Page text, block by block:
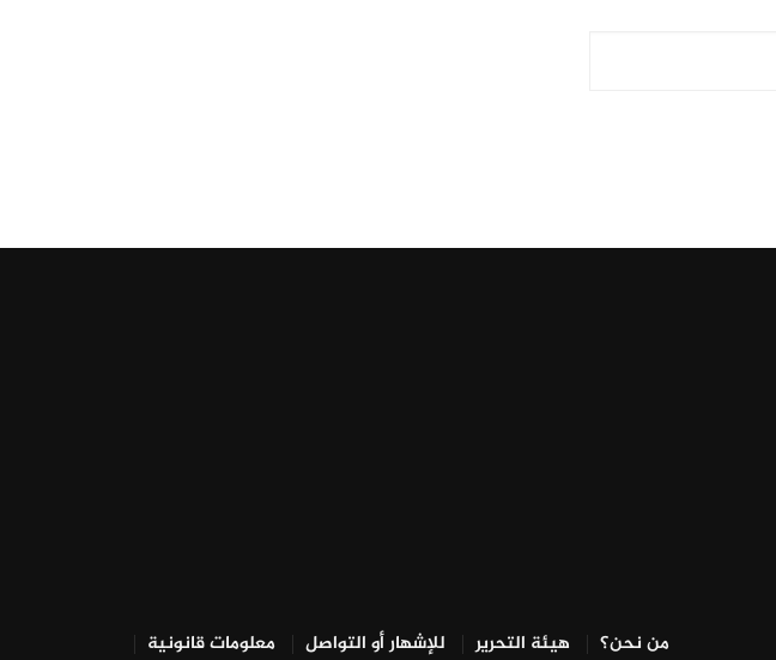
من نحن؟ هيئة التحرير للإشهار أو التواصل
معلومات قانونية